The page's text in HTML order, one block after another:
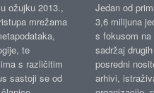
ožujku 2013.,
mrežama
te
s različitim
sastoji se od
Jedan od
3,6 milijuna
s fokusom
sadržaj
posredni
arhivi,